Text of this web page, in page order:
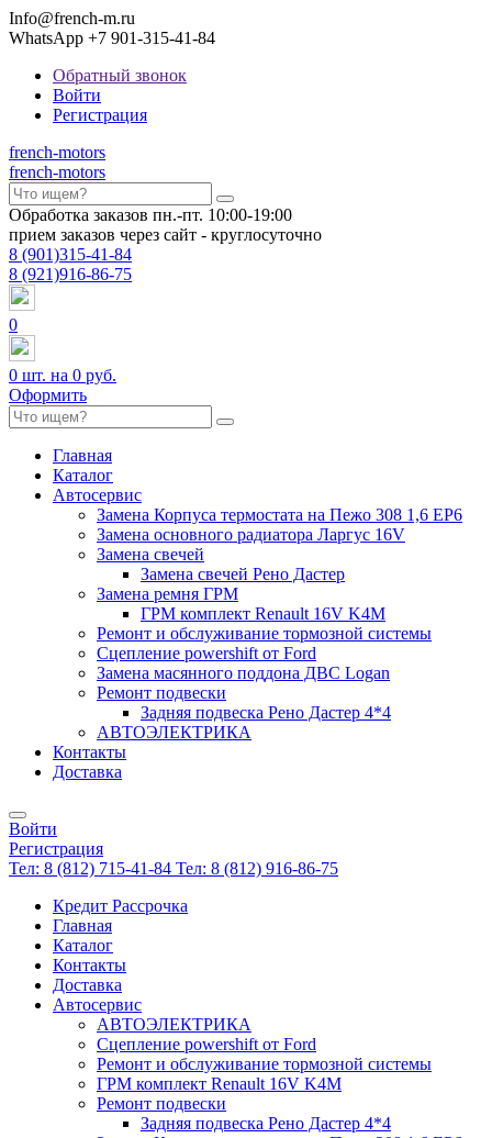
Info@french-m.ru
WhatsApp +7 901-315-41-84
Обратный звонок
Войти
Регистрация
french-motors
french-motors
Обработка заказов пн.-пт. 10:00-19:00
прием заказов через сайт - круглосуточно
8 (901)315-41-84
8 (921)916-86-75
0
0 шт. на 0 руб.
Оформить
Главная
Каталог
Автосервис
Замена Корпуса термостата на Пежо 308 1,6 EP6
Замена основного радиатора Ларгус 16V
Замена свечей
Замена свечей Рено Дастер
Замена ремня ГРМ
ГРМ комплект Renault 16V K4M
Ремонт и обслуживание тормозной системы
Сцепление powershift от Ford
Замена масянного поддона ДВС Logan
Ремонт подвески
Задняя подвеска Рено Дастер 4*4
АВТОЭЛЕКТРИКА
Контакты
Доставка
Войти
Регистрация
Тел: 8 (812) 715-41-84 Тел: 8 (812) 916-86-75
Кредит Рассрочка
Главная
Каталог
Контакты
Доставка
Автосервис
АВТОЭЛЕКТРИКА
Сцепление powershift от Ford
Ремонт и обслуживание тормозной системы
ГРМ комплект Renault 16V K4M
Ремонт подвески
Задняя подвеска Рено Дастер 4*4